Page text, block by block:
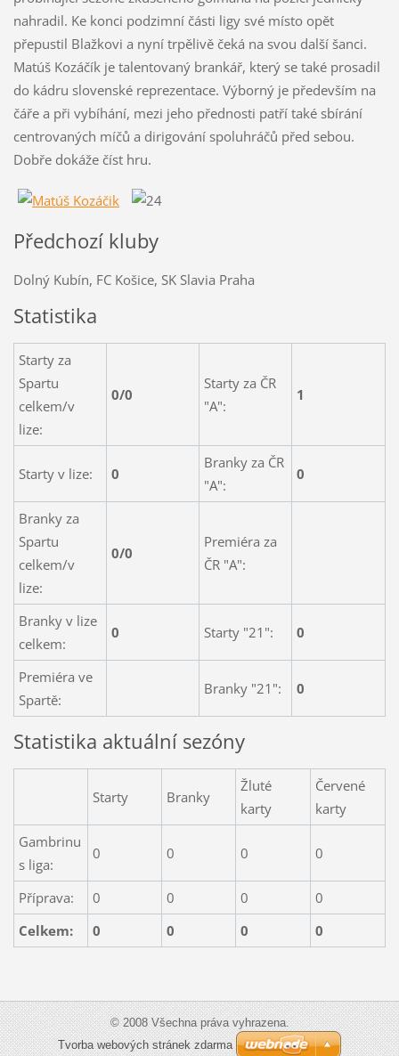
nahradil. Ke konci podzimní části ligy své místo opět
přepustil Blažkovi a nyní trpělivě čeká na svou další šanci.
Matúš Kozáčík je talentovaný brankář, který se také prosadil
do kádru slovenské reprezentace. Výborný je především na
čáře a při vybíhání, mezi jeho přednosti patří také sbírání
centrovaných míčů a dirigování spoluhráčů před sebou.
Dobře dokáže číst hru.
Předchozí kluby
Dolný Kubín, FC Košice, SK Slavia Praha
Statistika
Starty za
Spartu
celkem/v
lize:
0/0
Starty za ČR
"A":
1
Starty v lize: 0
Branky za ČR
"A":
0
Branky za
Spartu
celkem/v
lize:
0/0
Premiéra za
ČR "A":
Branky v lize
celkem:
0 Starty "21": 0
Premiéra ve
Spartě:
Branky "21": 0
Statistika aktuální sezóny
Starty Branky
Žluté
karty
Červené
karty
Gambrinu
s liga:
0 0 0 0
Příprava: 0 0 0
0
Celkem:
0 0 0 0
© 2008 Všechna práva vyhrazena.
Tvorba webových stránek zdarma